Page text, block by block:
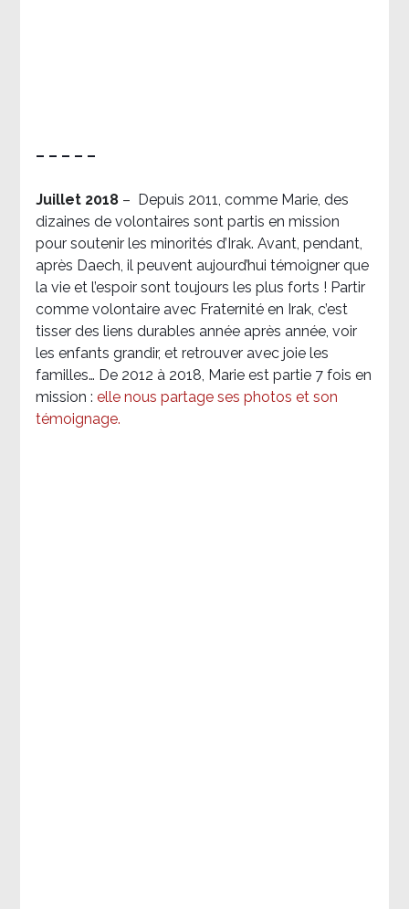
– – – – –
Juillet 2018 –
Depuis 2011, comme Marie, des
dizaines de volontaires sont partis en mission
pour soutenir les minorités d’Irak. Avant, pendant,
après Daech, il peuvent aujourd’hui témoigner que
la vie et l’espoir sont toujours les plus forts ! Partir
comme volontaire avec Fraternité en Irak, c’est
tisser des liens durables année après année, voir
les enfants grandir, et retrouver avec joie les
familles… De 2012 à 2018, Marie est partie 7 fois en
mission : elle nous partage ses photos et son
témoignage.